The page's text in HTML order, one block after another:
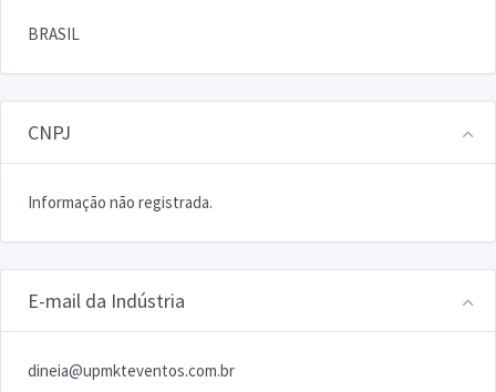
BRASIL
CNPJ
Informação não registrada.
E-mail da Indústria
dineia@upmkteventos.com.br